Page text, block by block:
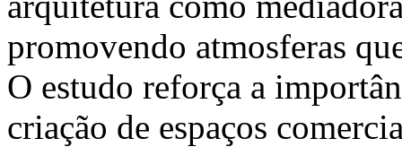
promovendo atmosferas
O estudo reforça a
criação de espaços